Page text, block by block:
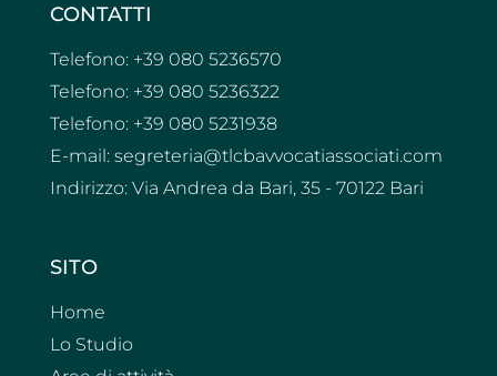
CONTATTI
Telefono: +39 080 5236570
Telefono: +39 080 5236322
Telefono: +39 080 5231938
E-mail: segreteria@tlcbavvocatiassociati.com
Indirizzo: Via Andrea da Bari, 35 - 70122 Bari
SITO
Home
Lo Studio